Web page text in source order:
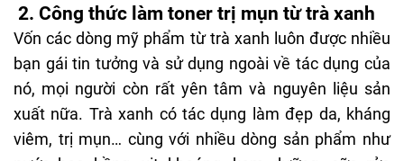
2. Công thức làm toner trị mụn từ trà xanh
Vốn các dòng mỹ phẩm từ trà xanh luôn được nhiều
bạn gái tin tưởng và sử dụng ngoài về tác dụng của
nó, mọi người còn rất yên tâm và nguyên liệu sản
xuất nữa. Trà xanh có tác dụng làm đẹp da, kháng
viêm, trị mụn… cùng với nhiều dòng sản phẩm như